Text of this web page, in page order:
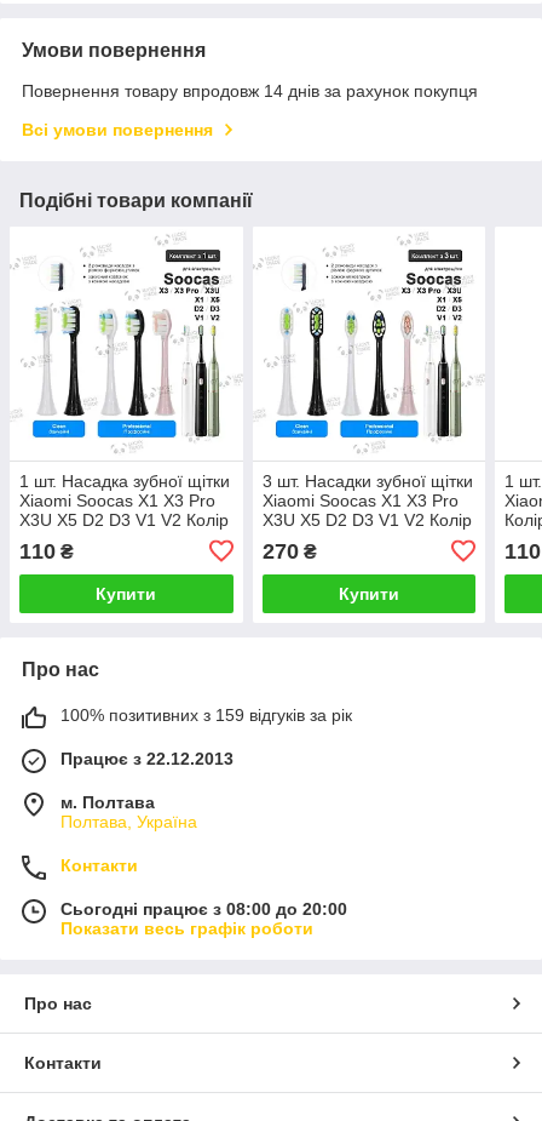
Умови повернення
Повернення товару впродовж 14 днів за рахунок покупця
Всі умови повернення
Подібні товари компанії
1 шт. Насадка зубної щітки
Xiaomi Soocas X1 X3 Pro
X3U X5 D2 D3 V1 V2 Колір
110 ₴
Купити
3 шт. Насадки зубної щітки
Xiaomi Soocas X1 X3 Pro
X3U X5 D2 D3 V1 V2 Колір
270₴
Купити
1
110
Про нас
100% позитивних з 159 відгуків за рік
Працює з 22.12.2013
м. Полтава
Полтава, Україна
Контакти
Сьогодні працює з 08:00 до 20:00
Показати весь графік роботи
Про нас
Контакти